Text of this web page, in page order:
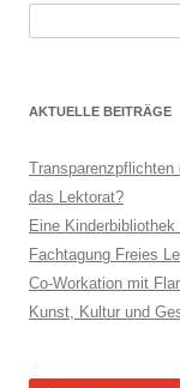
AKTUELLE BEITRÄGE
das Lektorat?
Eine
Fachtagung Freies
Co-Workation mit
Kunst, Kultur und